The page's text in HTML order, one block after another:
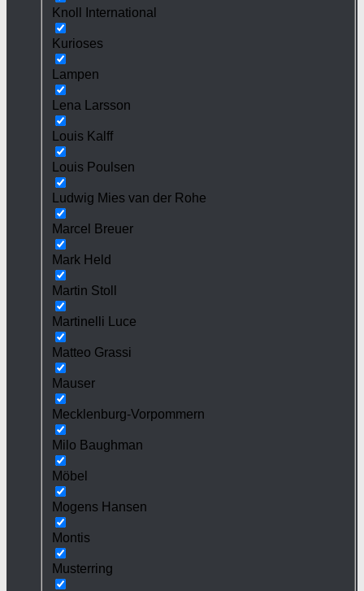
Knoll International
Kurioses
Lampen
Lena Larsson
Louis Kalff
Louis Poulsen
Ludwig Mies van der Rohe
Marcel Breuer
Mark Held
Martin Stoll
Martinelli Luce
Matteo Grassi
Mauser
Mecklenburg-Vorpommern
Milo Baughman
Möbel
Mogens Hansen
Montis
Musterring